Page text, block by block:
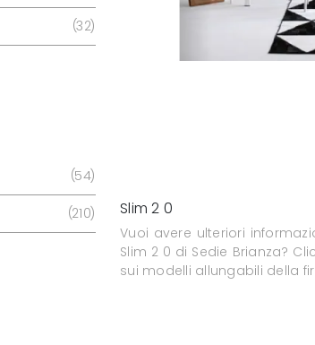
Slim 2 0
Vuoi avere ulteriori
Slim 2 0 di Sedie Brianza?
sui modelli allungabili della
32
54
210